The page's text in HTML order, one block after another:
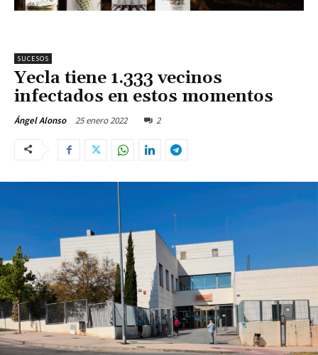
SUCESOS
Yecla tiene 1.333 vecinos
infectados en estos momentos
Ángel Alonso 25 enero 2022 2